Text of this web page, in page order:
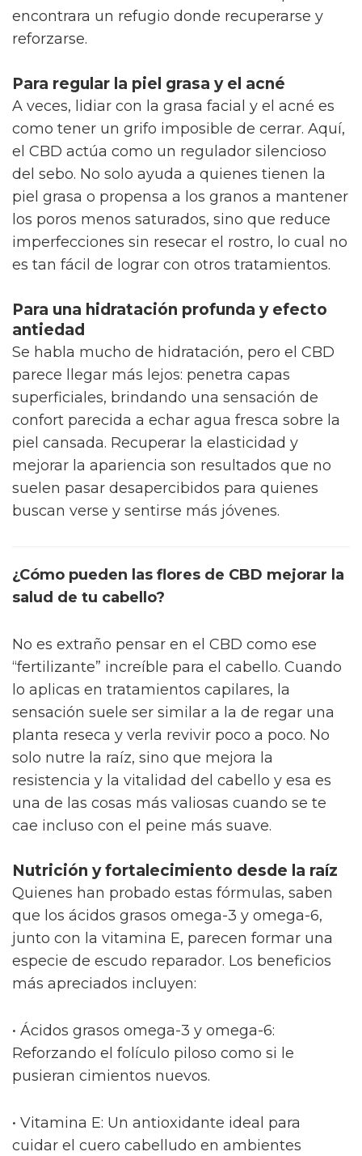
encontrara un refugio donde recuperarse y
reforzarse.
Para regular la piel grasa y el acné
A veces, lidiar con la grasa facial y el acné es
como tener un grifo imposible de cerrar. Aquí,
el CBD actúa como un regulador silencioso
del sebo. No solo ayuda a quienes tienen la
piel grasa o propensa a los granos a mantener
los poros menos saturados, sino que reduce
imperfecciones sin resecar el rostro, lo cual no
es tan fácil de lograr con otros tratamientos.
Para una hidratación profunda y efecto
antiedad
Se habla mucho de hidratación, pero el CBD
parece llegar más lejos: penetra capas
superficiales, brindando una sensación de
confort parecida a echar agua fresca sobre la
piel cansada. Recuperar la elasticidad y
mejorar la apariencia son resultados que no
suelen pasar desapercibidos para quienes
buscan verse y sentirse más jóvenes.
¿Cómo pueden las flores de CBD mejorar la
salud de tu cabello?
No es extraño pensar en el CBD como ese
“fertilizante” increíble para el cabello. Cuando
lo aplicas en tratamientos capilares, la
sensación suele ser similar a la de regar una
planta reseca y verla revivir poco a poco. No
solo nutre la raíz, sino que mejora la
resistencia y la vitalidad del cabello y esa es
una de las cosas más valiosas cuando se te
cae incluso con el peine más suave.
Nutrición y fortalecimiento desde la raíz
Quienes han probado estas fórmulas, saben
que los ácidos grasos omega-3 y omega-6,
junto con la vitamina E, parecen formar una
especie de escudo reparador. Los beneficios
más apreciados incluyen:
• Ácidos grasos omega-3 y omega-6:
Reforzando el folículo piloso como si le
pusieran cimientos nuevos.
• Vitamina E: Un antioxidante ideal para
cuidar el cuero cabelludo en ambientes